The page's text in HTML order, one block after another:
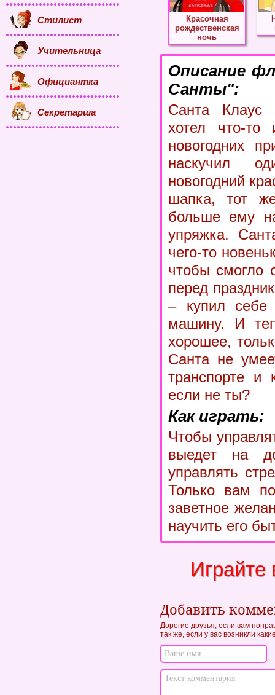
Красочная
рождественская
ночь
Описание
Санты":
Санта Клаус
хотел что-то
новогодних
наскучил
новогодний
шапка, тот
больше ему
упряжка.
чего-то
чтобы смогло
перед
– купил себе
машину. И
хорошее,
Санта не
транспорте и
если не ты?
Как играть:
Чтобы
выедет на
управлять
Только вам
заветное
научить его
Играйте
Добавить
Дорогие друзья, если вам
так же, если у вас возникли
Стилист
Учительница
Официантка
Секретарша